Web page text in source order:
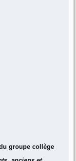
groupe collège